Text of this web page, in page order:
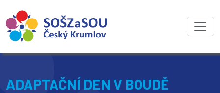
ADAPTAČNÍ DEN V BOUDĚ